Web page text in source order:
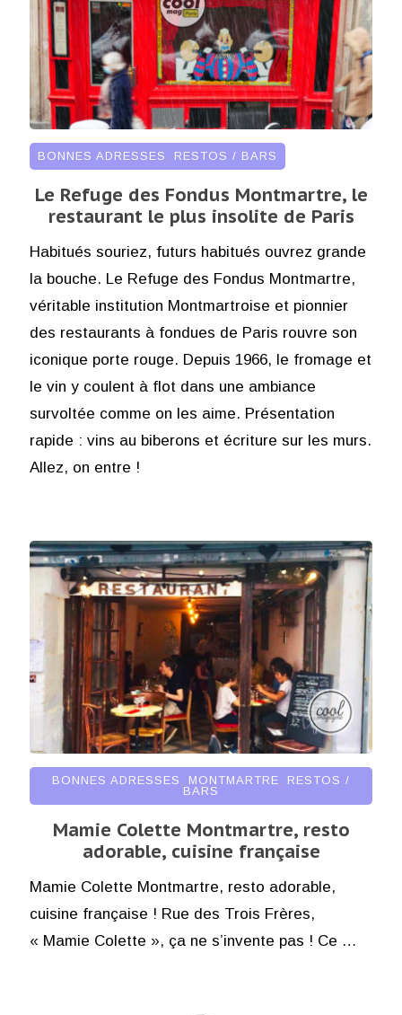
BONNES ADRESSES , RESTOS / BARS
Le Refuge des Fondus Montmartre, le
restaurant le plus insolite de Paris
Habitués souriez, futurs habitués ouvrez grande
la bouche. Le Refuge des Fondus Montmartre,
véritable institution Montmartroise et pionnier
des restaurants à fondues de Paris rouvre son
iconique porte rouge. Depuis 1966, le fromage et
le vin y coulent à flot dans une ambiance
survoltée comme on les aime. Présentation
rapide : vins au biberons et écriture sur les murs.
Allez, on entre !
BONNES ADRESSES , MONTMARTRE, RESTOS /
BARS
Mamie Colette Montmartre, resto
adorable, cuisine française
Mamie Colette Montmartre, resto adorable,
cuisine française ! Rue des Trois Frères,
« Mamie Colette », ça ne s’invente pas ! Ce …